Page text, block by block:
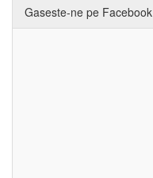
Gaseste-ne pe Facebook